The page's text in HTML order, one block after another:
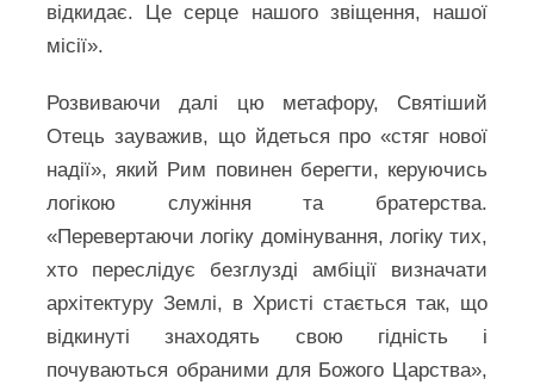
відкидає. Це серце нашого звіщення, нашої
місії».
Розвиваючи далі цю метафору, Святіший
Отець зауважив, що йдеться про «стяг нової
надії», який Рим повинен берегти, керуючись
логікою служіння та братерства.
«Перевертаючи логіку домінування, логіку тих,
хто переслідує безглузді амбіції визначати
архітектуру Землі, в Христі стається так, що
відкинуті знаходять свою гідність і
почуваються обраними для Божого Царства»,